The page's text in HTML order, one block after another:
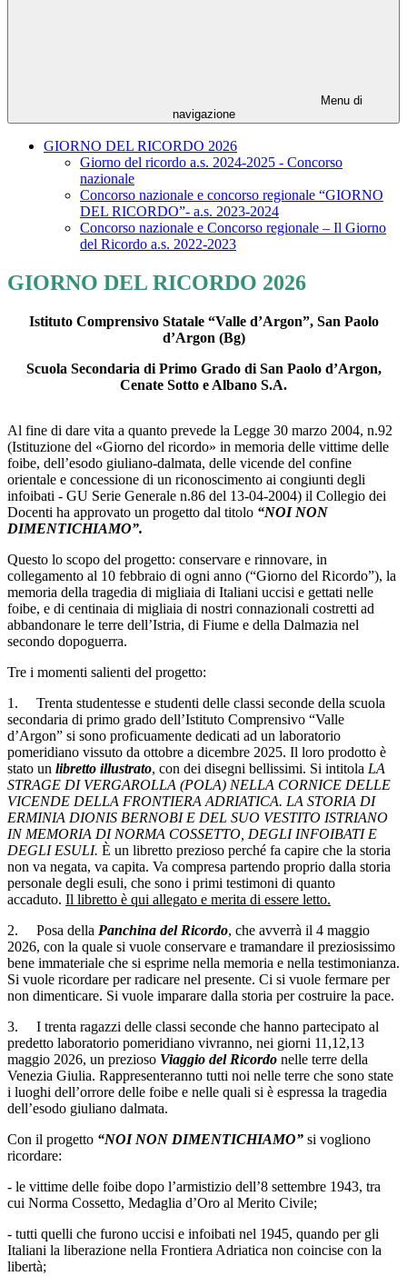
Menu di
navigazione
GIORNO DEL RICORDO 2026
Giorno del ricordo a.s. 2024-2025 - Concorso
nazionale
Concorso nazionale e concorso regionale “GIORNO
DEL RICORDO”- a.s. 2023-2024
Concorso nazionale e Concorso regionale – Il Giorno
del Ricordo a.s. 2022-2023
GIORNO DEL RICORDO 2026
Istituto Comprensivo Statale “Valle d’Argon”, San Paolo
d’Argon (Bg)
Scuola Secondaria di Primo Grado di San Paolo d’Argon,
Cenate Sotto e Albano S.A.
Al fine di dare vita a quanto prevede la Legge 30 marzo 2004, n.92
(Istituzione del «Giorno del ricordo» in memoria delle vittime delle
foibe, dell’esodo giuliano-dalmata, delle vicende del confine
orientale e concessione di un riconoscimento ai congiunti degli
infoibati - GU Serie Generale n.86 del 13-04-2004) il Collegio dei
Docenti ha approvato un progetto dal titolo “NOI NON
DIMENTICHIAMO”.
Questo lo scopo del progetto: conservare e rinnovare, in
collegamento al 10 febbraio di ogni anno (“Giorno del Ricordo”), la
memoria della tragedia di migliaia di Italiani uccisi e gettati nelle
foibe, e di centinaia di migliaia di nostri connazionali costretti ad
abbandonare le terre dell’Istria, di Fiume e della Dalmazia nel
secondo dopoguerra.
Tre i momenti salienti del progetto:
1. Trenta studentesse e studenti delle classi seconde della scuola
secondaria di primo grado dell’Istituto Comprensivo “Valle
d’Argon” si sono proficuamente dedicati ad un laboratorio
pomeridiano vissuto da ottobre a dicembre 2025. Il loro prodotto è
stato un libretto illustrato, con dei disegni bellissimi. Si intitola LA
STRAGE DI VERGAROLLA (POLA) NELLA CORNICE DELLE
VICENDE DELLA FRONTIERA ADRIATICA. LA STORIA DI
ERMINIA DIONIS BERNOBI E DEL SUO VESTITO ISTRIANO
IN MEMORIA DI NORMA COSSETTO, DEGLI INFOIBATI E
DEGLI ESULI. È un libretto prezioso perché fa capire che la storia
non va negata, va capita. Va compresa partendo proprio dalla storia
personale degli esuli, che sono i primi testimoni di quanto
accaduto. Il libretto è qui allegato e merita di essere letto.
2. Posa della Panchina del Ricordo, che avverrà il 4 maggio
2026, con la quale si vuole conservare e tramandare il preziosissimo
bene immateriale che si esprime nella memoria e nella testimonianza.
Si vuole ricordare per radicare nel presente. Ci si vuole fermare per
non dimenticare. Si vuole imparare dalla storia per costruire la pace.
3. I trenta ragazzi delle classi seconde che hanno partecipato al
predetto laboratorio pomeridiano vivranno, nei giorni 11,12,13
maggio 2026, un prezioso Viaggio del Ricordo nelle terre della
Venezia Giulia. Rappresenteranno tutti noi nelle terre che sono state
i luoghi dell’orrore delle foibe e nelle quali si è espressa la tragedia
dell’esodo giuliano dalmata.
Con il progetto “NOI NON DIMENTICHIAMO” si vogliono
ricordare:
- le vittime delle foibe dopo l’armistizio dell’8 settembre 1943, tra
cui Norma Cossetto, Medaglia d’Oro al Merito Civile;
- tutti quelli che furono uccisi e infoibati nel 1945, quando per gli
Italiani la liberazione nella Frontiera Adriatica non coincise con la
libertà;